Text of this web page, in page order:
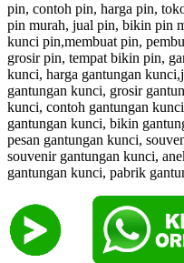
pin, contoh pin, harga pin,
pin murah, jual pin, bikin pin
kunci pin,membuat pin,
grosir pin, tempat bikin pin,
kunci, harga gantungan
gantungan kunci, grosir
kunci, contoh gantungan
gantungan kunci, bikin
pesan gantungan kunci,
souvenir gantungan kunci,
gantungan kunci, pabrik